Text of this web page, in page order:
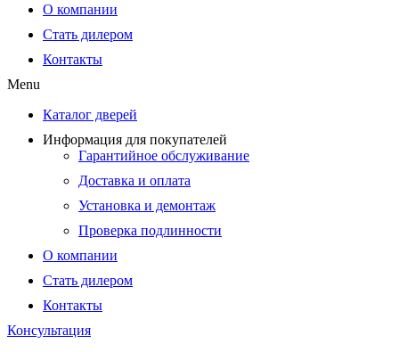
О компании
Стать дилером
Контакты
Menu
Каталог дверей
Информация для покупателей
Гарантийное обслуживание
Доставка и оплата
Установка и демонтаж
Проверка подлинности
О компании
Стать дилером
Контакты
Консультация